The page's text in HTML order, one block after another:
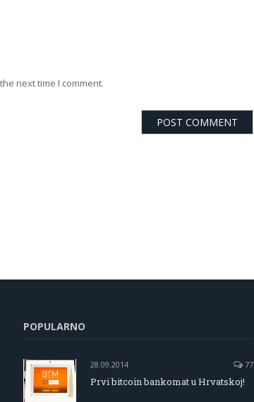
next time I comment.
POPULARNO
28.09.2014 77
Prvi bitcoin bankomat u Hrvatskoj!